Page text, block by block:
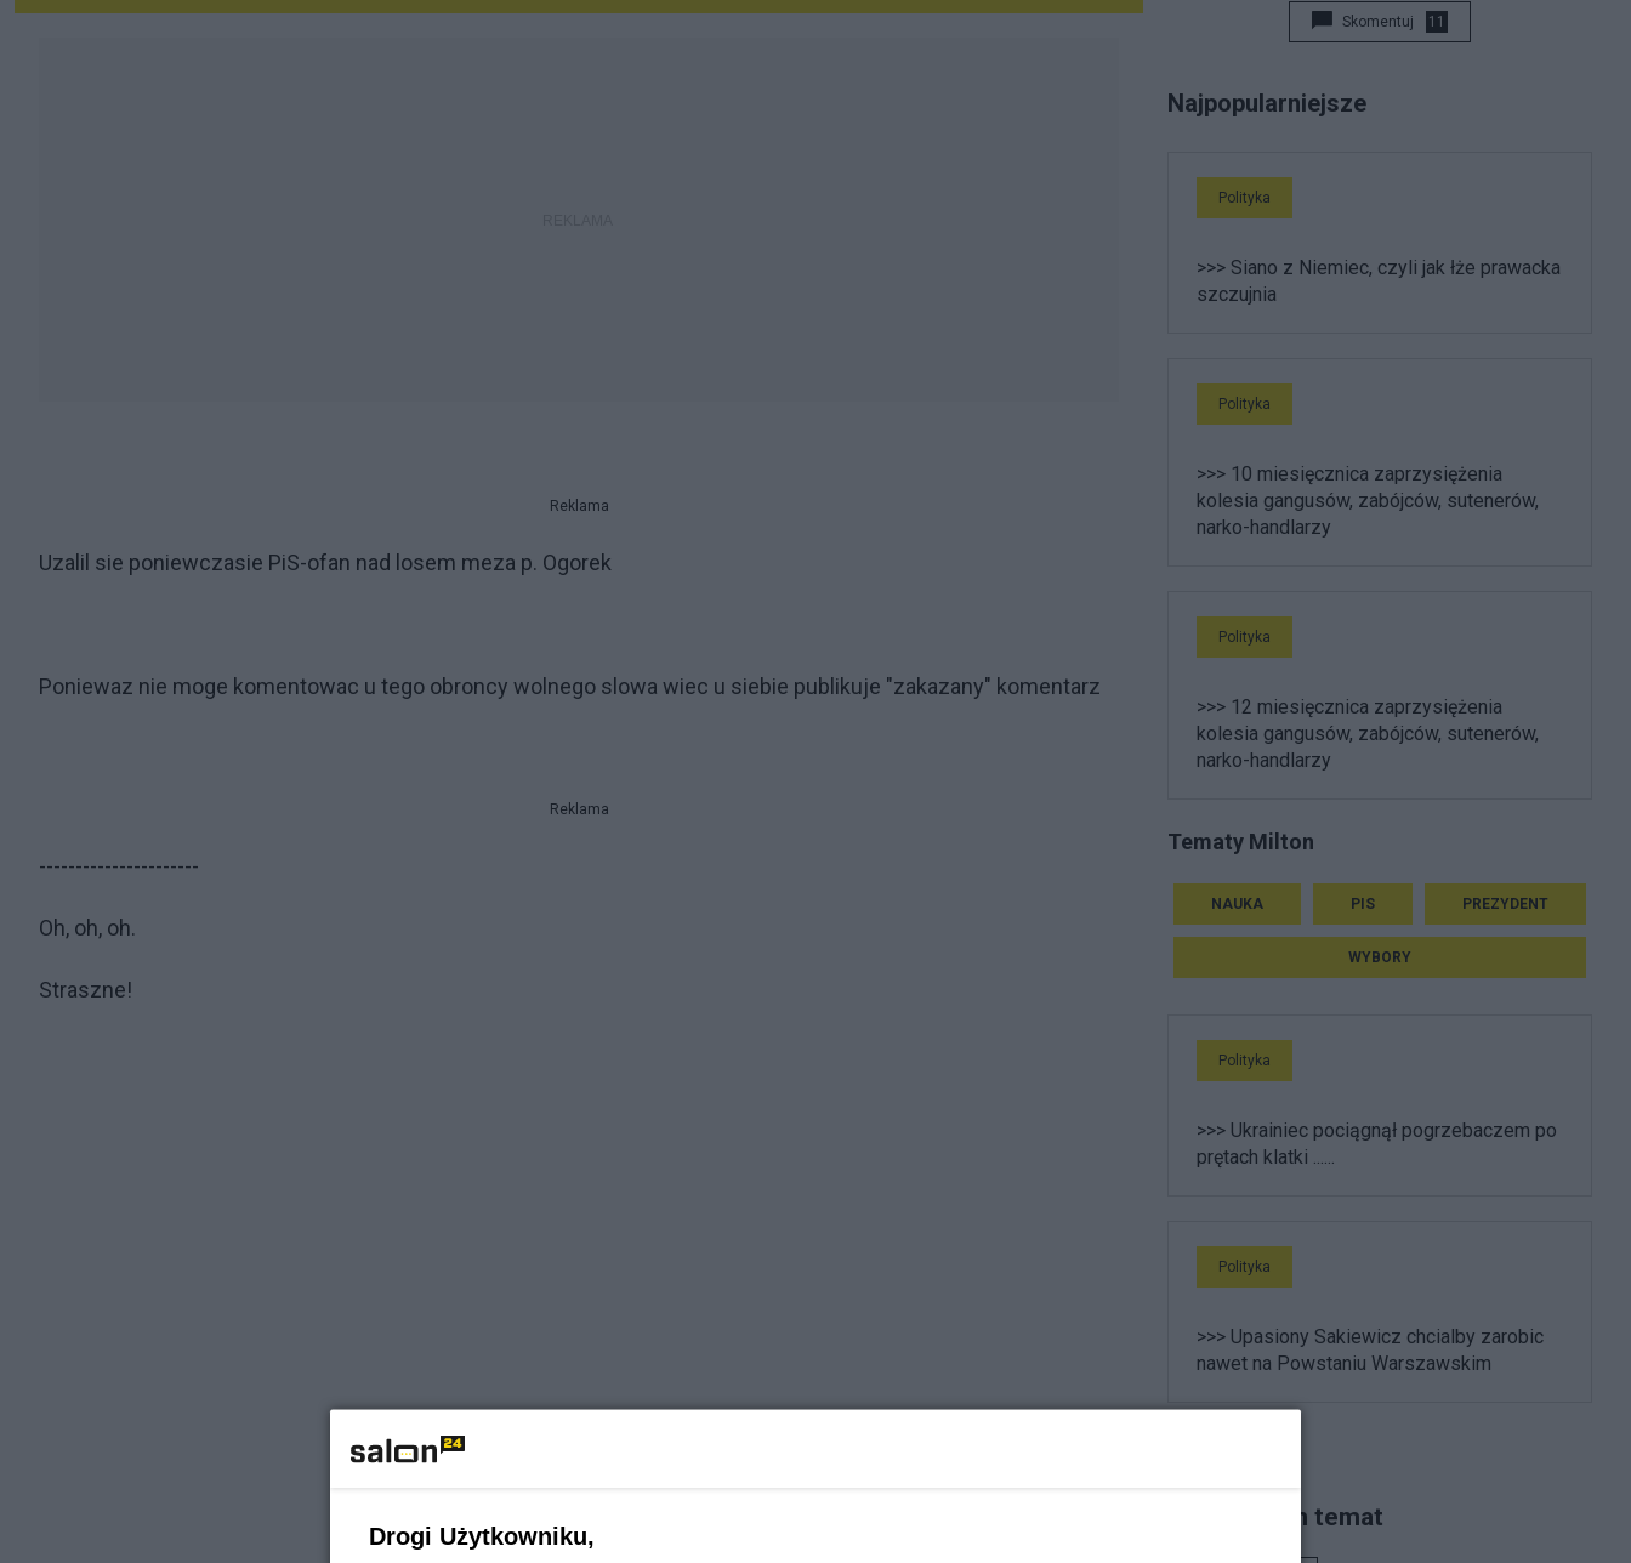
Reklama
Uzalil sie poniewczasie PiS-ofan nad losem meza p. Ogorek
Poniewaz nie moge komentowac u tego obroncy wolnego slowa wiec u siebie publikuje "zakazany" komentarz
Reklama
----------------------
Oh, oh, oh.
Straszne!
Skomentuj 11
Najpopularniejsze
Polityka
>>> Siano z Niemiec, czyli jak łże prawacka
szczujnia
Polityka
>>> 10 miesięcznica zaprzysiężenia
kolesia gangusów, zabójców, sutenerów,
narko-handlarzy
Polityka
>>> 12 miesięcznica zaprzysiężenia
kolesia gangusów, zabójców, sutenerów,
narko-handlarzy
Tematy Milton
NAUKA PIS PREZYDENT
WYBORY
Polityka
>>> Ukrainiec pociągnął pogrzebaczem po
prętach klatki ......
Polityka
>>> Upasiony Sakiewicz chcialby zarobic
nawet na Powstaniu Warszawskim
Piszą na ten temat
Drogi Użytkowniku,